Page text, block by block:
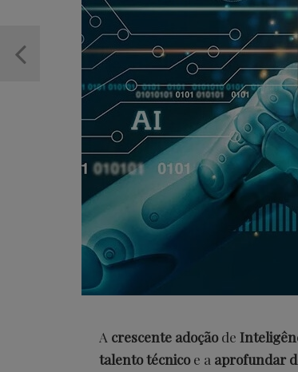
A crescente adoçãode
talento técnicoe a aprofundar